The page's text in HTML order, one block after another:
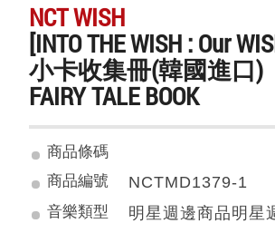
NCT WISH
[INTO THE WISH : Our
小卡收集冊(韓國進口)
FAIRY TALE BOOK
商品條碼
商品編號
NCTMD1379-1
音樂類型 明星週邊商品明星